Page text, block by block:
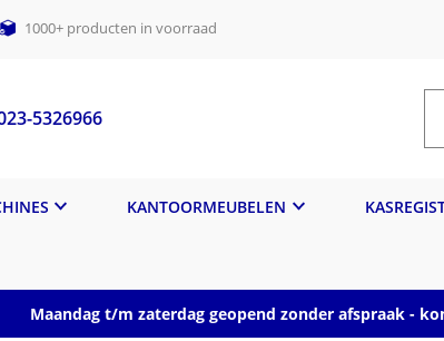
1000+ producten in voorraad
5326966
KANTOORMEUBELEN
Maandag t/m zaterdag geopend zonder afspraak -